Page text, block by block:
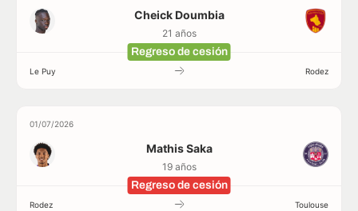
Cheick Doumbia
21 años
Regreso de cesión
Le Puy Rodez
01/07/2026
Mathis Saka
19 años
Regreso de cesión
Rodez Toulouse